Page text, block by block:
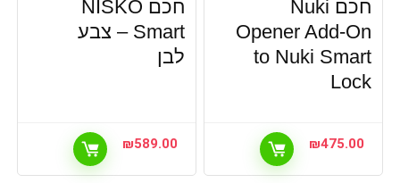
חכם Nuki
Opener Add-On
to Nuki Smart
Lock
₪475.00
חכם NISKO
Smart – צבע
לבן
₪589.00